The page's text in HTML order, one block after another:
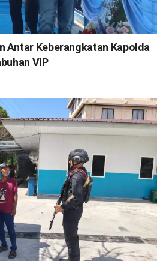
Antar Keberangkatan Kapolda
VIP